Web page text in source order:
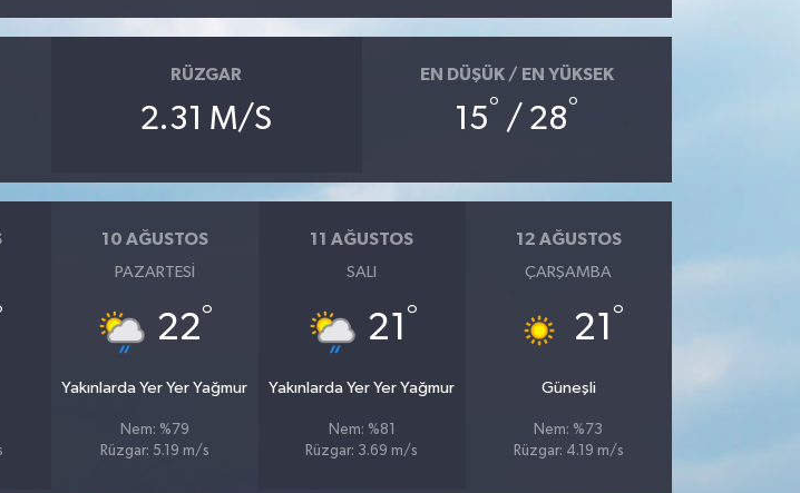
RÜZGAR
2.31 M/S
EN DÜŞÜK / EN YÜKSEK
15° / 28°
10 AĞUSTOS
PAZARTESI
22°
Yakınlarda Yer Yer Yağmur
Nem: %79
Rüzgar: 5.19 m/s
11 AĞUSTOS
SALI
21 °
Yakınlarda Yer Yer Yağmur
Nem: %81
Rüzgar: 3.69 m/s
12 AĞUSTOS
ÇARŞAMBA
21 °
Güneşli
Nem: %73
Rüzgar: 4.19 m/s